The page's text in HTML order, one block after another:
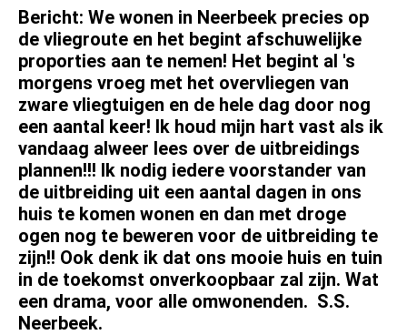
Bericht: We wonen in Neerbeek precies op
de vliegroute en het begint afschuwelijke
proporties aan te nemen! Het begint al 's
morgens vroeg met het overvliegen van
zware vliegtuigen en de hele dag door nog
een aantal keer! Ik houd mijn hart vast als ik
vandaag alweer lees over de uitbreidings
plannen!!! Ik nodig iedere voorstander van
de uitbreiding uit een aantal dagen in ons
huis te komen wonen en dan met droge
ogen nog te beweren voor de uitbreiding te
zijn!! Ook denk ik dat ons mooie huis en tuin
in de toekomst onverkoopbaar zal zijn. Wat
een drama, voor alle omwonenden. S.S.
Neerbeek.